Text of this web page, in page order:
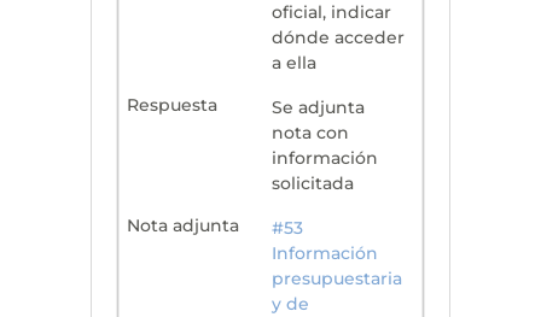
oficial, indicar
dónde acceder
a ella
Se adjunta
nota con
información
solicitada
#53
Información
presupuestaria
y de